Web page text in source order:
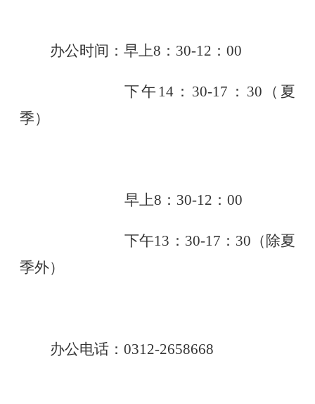
办公时间：早上8：30-12：00
下午 14：30-17：30（夏
季）
早上8：30-12：00
下午13：30-17：30（除夏
季外）
办公电话： 0312-2658668